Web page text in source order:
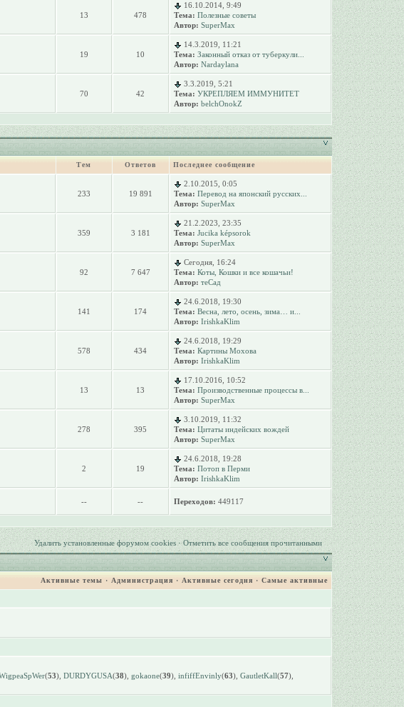
13 478
16.10.2014, 9:49
Тема: Полезные советы
Автор: SuperMax
19 10
14.3.2019, 11:21
Тема: Законный отказ от туберкули...
Автор: Nardaylana
70 42
3.3.2019, 5:21
Тема: УКРЕПЛЯЕМ ИММУНИТЕТ
Автор: belchOnokZ
Тем Ответов Последнее сообщение
233 19 891
2.10.2015, 0:05
Тема: Перевод на японский русских...
Автор: SuperMax
359 3 181
21.2.2023, 23:35
Тема: Jucika képsorok
Автор: SuperMax
92 7 647
Сегодня, 16:24
Тема: Коты, Кошки и все кошачьи!
Автор: теСад
141 174
24.6.2018, 19:30
Тема: Весна, лето, осень, зима… и...
Автор: IrishkaKlim
578 434
24.6.2018, 19:29
Тема: Картины Мохова
Автор: IrishkaKlim
13 13
17.10.2016, 10:52
Тема: Производственные процессы в...
Автор: SuperMax
278 395
3.10.2019, 11:32
Тема: Цитаты индейских вождей
Автор: SuperMax
2 19
24.6.2018, 19:28
Тема: Потоп в Перми
Автор: IrishkaKlim
-- -- Переходов: 449117
Удалить установленные форумом cookies·Отметить все сообщения прочитанными
Активные темы · Администрация · Активные сегодня · Самые активные
(53), DURDYGUSA(38), gokaone(39), infiffEnvinly(63), GautletKall(57),